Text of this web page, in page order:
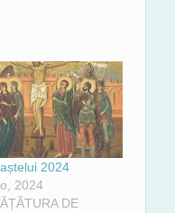
2024
2024
DE